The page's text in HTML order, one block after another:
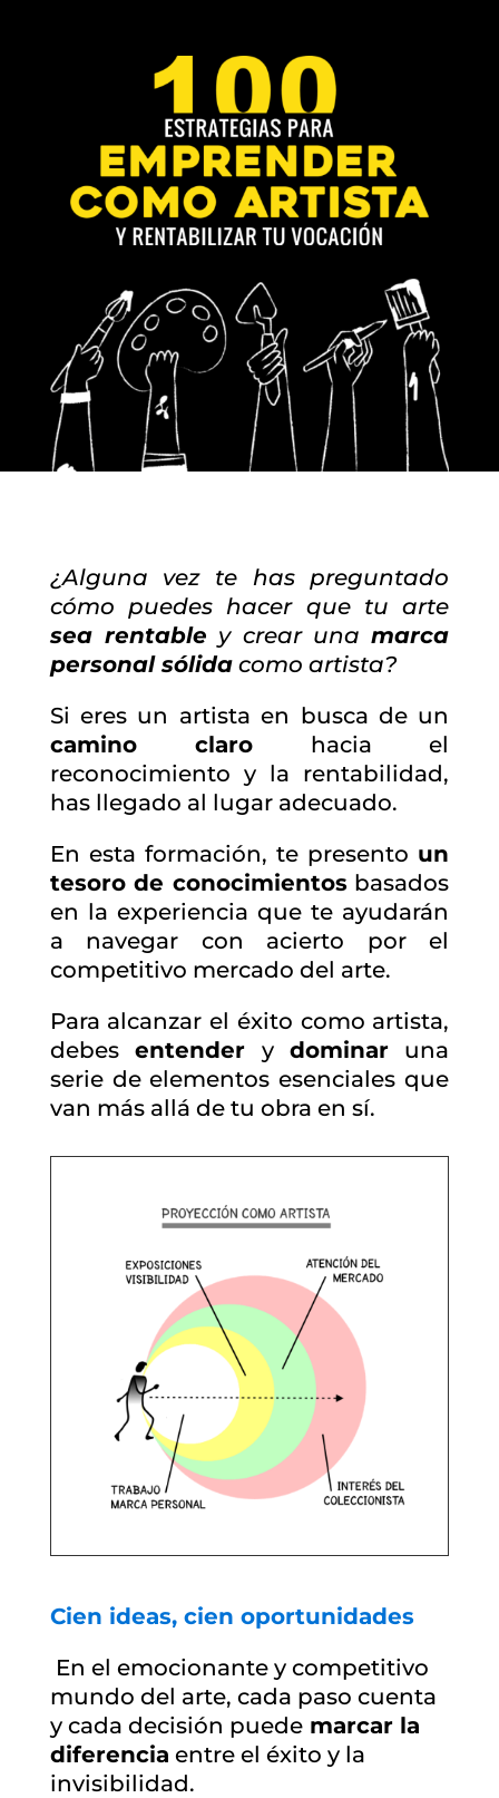
¿Alguna vez te has preguntado
cómo puedes hacer que tu arte
sea rentable y crear unamarca
personal sólidacomo artista?
Si eres un artista en busca de un
camino claro hacia el
reconocimiento y la rentabilidad,
has llegado al lugar adecuado.
En esta formación, te presento un
tesoro de conocimientosbasados
en la experiencia que te ayudarán
a navegar con acierto por el
competitivo mercado del arte.
Para alcanzar el éxito como artista,
debesentender y dominaruna
serie de elementos esenciales que
van más allá de tu obra en sí.
Cien ideas, cien oportunidades
En el emocionante y competitivo
mundo del arte, cada paso cuenta
y cada decisión puedemarcar la
diferencia entre el éxito y la
invisibilidad.